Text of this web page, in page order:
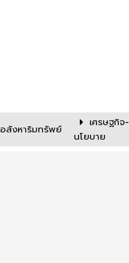
อสังหาริมทรัพย์
เศรษฐกิจ-
นโยบาย